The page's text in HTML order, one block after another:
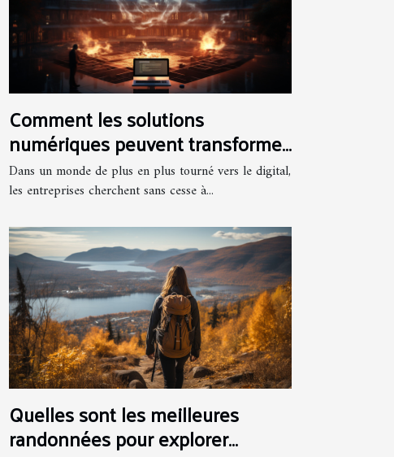
Comment les solutions
numériques peuvent transformer
l'efficacité opérationnelle des
entreprises
Dans un monde de plus en plus tourné vers le digital,
les entreprises cherchent sans cesse à...
Quelles sont les meilleures
randonnées pour explorer